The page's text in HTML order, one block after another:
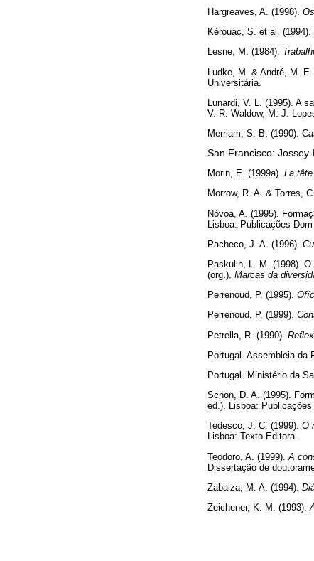
Hargreaves, A. (1998).
Kérouac, S. et al. (1994).
Lesne, M. (1984).
Ludke, M. & André, M. E.
Universitária.
Lunardi, V. L. (1995). A
V. R. Waldow, M. J.
Merriam, S. B. (1990). C
San Francisco: Jossey-
Morin, E. (1999a). La
Morrow, R. A. & Torres,
Nóvoa, A. (1995).
Lisboa: Publicações
Pacheco, J. A. (1996).
Paskulin, L. M. (1998).
(org.), Marcas da
Perrenoud, P. (1995).
Perrenoud, P. (1999).
Petrella, R. (1990).
Portugal. Assembleia da
Portugal. Ministério da
Schon, D. A. (1995).
ed.). Lisboa:
Tedesco, J. C. (1999). O
Lisboa: Texto Editora.
Teodoro, A. (1999). A
Dissertação de
Zabalza, M. A. (1994).
Zeichener, K. M. (1993).